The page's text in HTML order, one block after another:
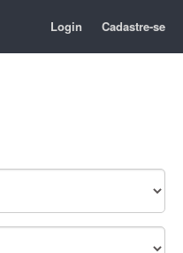
Login Cadastre-se